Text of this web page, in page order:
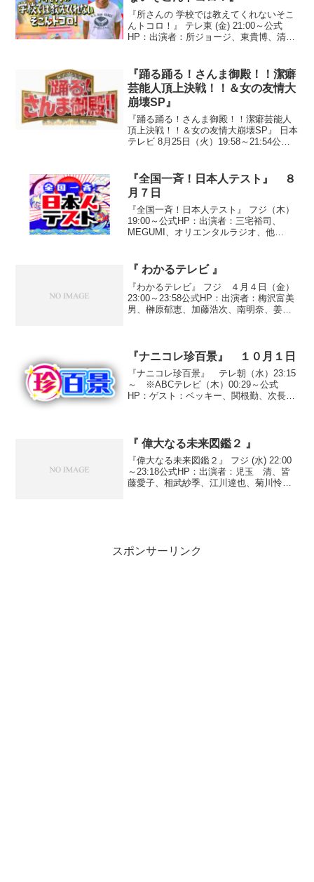
『所さんの 学校では教えてくれないそこ
んトコロ！』 テレ東 (金) 21:00～公式
HP：出演者：所ジョージ、東貴博、清水
程から作られているモノを当てるコーナ
ー。植物...
『踊る踊る！さんま御殿！！潔癖
芸能人頂上決戦！！＆女の友情大
崩壊SP』
『踊る踊る！さんま御殿！！潔癖芸能人
頂上決戦！！＆女の友情大崩壊SP』 日本
テレビ 8月25日（火）19:58～21:54公式
黒沢かずこ、椿鬼奴、加藤夏希、クリス
ティー...
『全国一斉！日本人テスト』 ８
月７日
『全国一斉！日本人テスト』 フジ（木）
19:00～公式HP：出演者：三宅裕司、
MEGUMI、オリエンタルラジオ、他
まかすことをある魚の名前を用いて何と
いうでしょうか？...
『 わかるテレビ 』
『わかるテレビ』 フジ ４月４日（金）
23:00～23:58公式HP：出演者：梅沢富美
男、榊原郁恵、加藤浩次、南明奈、姜暢
ルーレ...
『ナニコレ珍百景』 １０月１日
『ナニコレ珍百景』 テレ朝（水）23:15
～ ※ABCテレビ（木）00:29～公式
HP：ゲスト：ベッキー、関根勤、次長課
稿者 O....
『 偉大なる未来図鑑２ 』
『偉大なる未来図鑑２』 フジ (水) 22:00
～23:18公式HP：出演者：児玉 清、皆
藤愛子、相武紗季、江川達也、菊川怜、
スポンサーリンク